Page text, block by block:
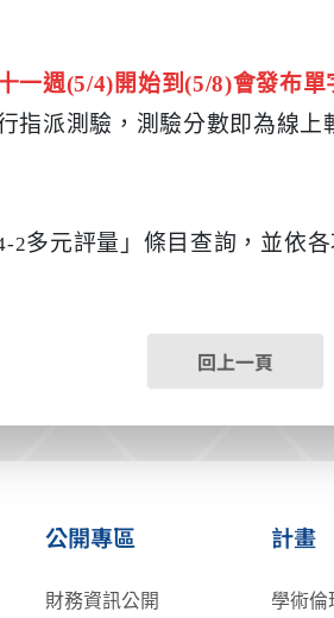
一週(5/4)開始到(5/8)會發布單
指派測驗，測驗分數即為線上
2多元評量」條目查詢，並依
回上一頁
公開專區
財務資訊公開
計畫
學術